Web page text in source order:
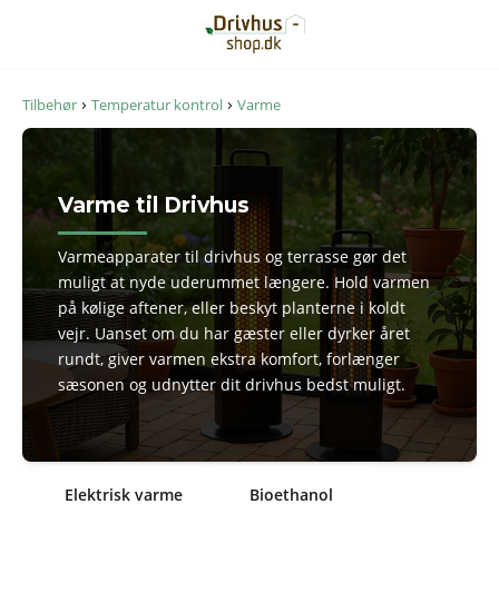
Tilbehør › Temperatur kontrol › Varme
Varme til Drivhus
Varmeapparater til drivhus og terrasse gør det
muligt at nyde uderummet længere. Hold varmen
på kølige aftener, eller beskyt planterne i koldt
vejr. Uanset om du har gæster eller dyrker året
rundt, giver varmen ekstra komfort, forlænger
sæsonen og udnytter dit drivhus bedst muligt.
Elektrisk varme Bioethanol